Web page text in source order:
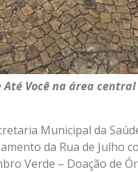
Você na área
Municipal da
da Rua de Julho
Verde – Doação de